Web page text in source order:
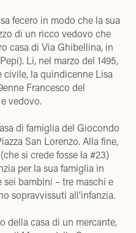
fecero in modo che la sua
di un ricco vedovo che
casa di Via Ghibellina, in
Li, nel marzo del 1495,
la quindicenne Lisa
Francesco del
vedovo.
di famiglia del Giocondo
San Lorenzo. Alla fine,
si crede fosse la #23)
per la sua famiglia in
bambini – tre maschi e
sopravvissuti all’infanzia.
della casa di un mercante,